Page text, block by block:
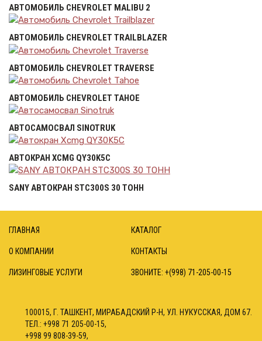
АВТОМОБИЛЬ CHEVROLET MALIBU 2
АВТОМОБИЛЬ CHEVROLET TRAILBLAZER
АВТОМОБИЛЬ CHEVROLET TRAVERSE
АВТОМОБИЛЬ CHEVROLET TAHOE
АВТОСАМОСВАЛ SINOTRUK
АВТОКРАН XCMG QY30K5C
SANY АВТОКРАН STC300S 30 ТОНН
ГЛАВНАЯ
О КОМПАНИИ
ЛИЗИНГОВЫЕ УСЛУГИ
КАТАЛОГ
КОНТАКТЫ
ЗВОНИТЕ: +(998) 71-205-00-15
100015, Г. ТАШКЕНТ, МИРАБАДСКИЙ Р-Н, УЛ. НУКУССКАЯ, ДОМ 67.
ТЕЛ.: +998 71 205-00-15,
+998 99 808-39-59,